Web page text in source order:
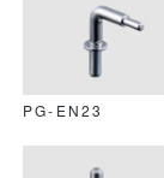
PG-EN23